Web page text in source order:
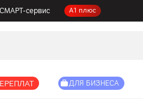
СМАРТ-сервис А1 плюс
ДЛЯ БИЗНЕСА